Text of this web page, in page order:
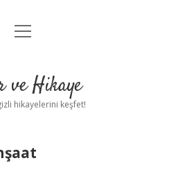
Anasayfa
Uyarı
menüyü
ve Hikaye
hikayelerini keşfet!